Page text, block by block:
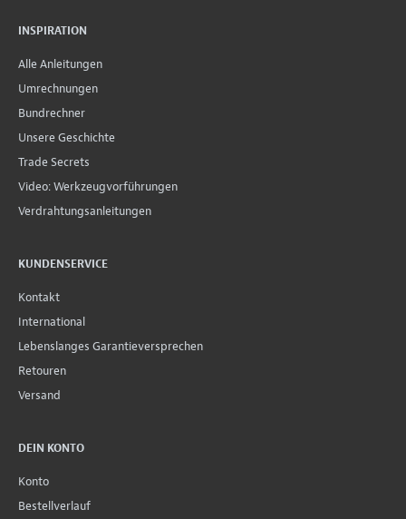
INSPIRATION
Alle Anleitungen
Umrechnungen
Bundrechner
Unsere Geschichte
Trade Secrets
Video: Werkzeugvorführungen
Verdrahtungsanleitungen
KUNDENSERVICE
Kontakt
International
Lebenslanges Garantieversprechen
Retouren
Versand
DEIN KONTO
Konto
Bestellverlauf